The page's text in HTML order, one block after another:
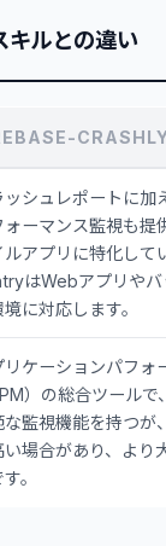
キルとの違い
ッシュレポートに加
ォーマンス監視も提
ルアプリに特化して
はWebアプリや
に対応します。
リケーションパフォ
）の総合ツール
な監視機能を持つが
い場合があり、より
。